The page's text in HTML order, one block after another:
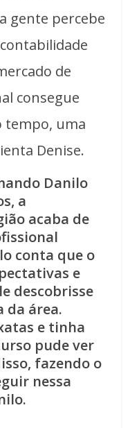
gente percebe
de
consegue
tempo, uma
Denise.
Danilo
a
acaba de
conta que o
e
descobrisse
da área.
e tinha
pude ver
fazendo o
nessa